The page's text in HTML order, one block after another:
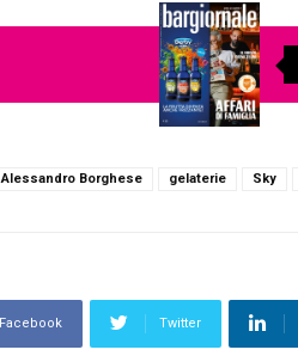
Alessandro Borghese gelaterie Sky
Facebook Twitter